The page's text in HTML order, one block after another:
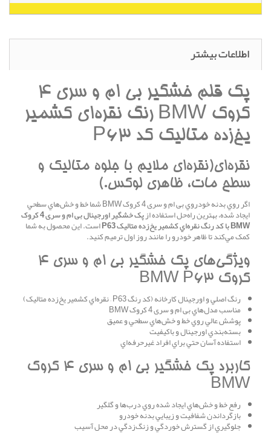
اطلاعات بیشتر
پک قلم خشگير بی ام و سری 4
کروک BMW رنگ نقره‌اي کشمير
يخ‌زده متاليک کد P63
نقره‌اي(نقره‌اي ملايم با جلوه متاليک و
سطح مات، ظاهري لوکس.)
اگر روي بدنه خودروي بی ام و سری 4 کروک BMW شما خط و خش‌هاي سطحي
ايجاد شده، بهترين راه‌حل استفاده از پک خشگير اورجينال بی ام و سری 4 کروک
BMW با کد رنگ نقره‌اي کشمير يخ‌زده متاليک P63 است. اين محصول به شما
کمک مي‌کند تا ظاهر خودرو را مانند روز اول ترميم کنيد.
ويژگي‌هاي پک خشگير بی ام و سری 4
کروک BMW P63
رنگ اصلي و اورجينال کارخانه (کد رنگ P63 – نقره‌اي کشمير يخ‌زده متاليک)
مناسب مدل‌هاي بی ام و سری 4 کروک BMW
پوشش عالي روي خط و خش‌هاي سطحي و عميق
بسته‌بندي اورجينال و باکيفيت
استفاده آسان حتي براي افراد غيرحرفه‌اي
کاربرد پک خشگير بی ام و سری 4 کروک
BMW
رفع خط و خش‌هاي ايجاد شده روي درب‌ها و گلگير
بازگرداندن شفافيت و زيبايي بدنه خودرو
جلوگيري از گسترش خوردگي و زنگ‌زدگي در محل آسيب